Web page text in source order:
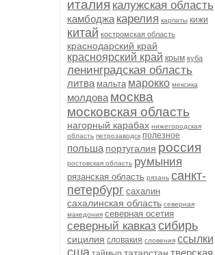
италия калужская область
камбоджа карелия карпаты кижи
китай костромская область
краснодарский край
красноярский край крым куба
ленинградская область
литва мальта марокко мексика
молдова москва
московская область
нагорный карабах нижегородская
область петрозаводск полезное
польша португалия россия
ростовская область румыния
рязанская область рязань санкт-
петербург сахалин
сахалинская область северная
македония северная осетия
северный кавказ сибирь
сицилия словакия словения ссылки
сша
тверская